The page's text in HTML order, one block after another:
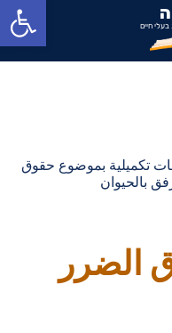
פתח סרגל נגישות
חיים
تكميلية بموضوع حقوق
بالحيوان
الضرر